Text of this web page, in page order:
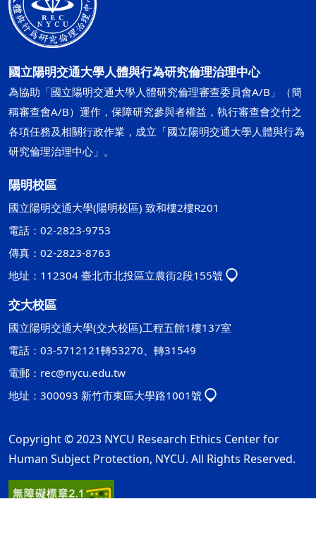
國立陽明交通大學人體與行為研究倫理治理中心
為協助「國立陽明交通大學人體研究倫理審查委員會A/B」（簡
稱審查會A/B）運作，保障研究參與者權益，執行審查會交付之
各項任務及相關行政作業，成立「國立陽明交通大學人體與行為
研究倫理治理中心」。
陽明校區
國立陽明交通大學(陽明校區) 致和樓2樓R201
電話：02-2823-9753
傳真：02-2823-8763
地址：112304 臺北市北投區立農街2段155號
交大校區
國立陽明交通大學(交大校區)工程五館1樓137室
電話：03-5712121轉53270、轉31549
電郵： rec@nycu.edu.tw
地址：300093 新竹市東區大學路1001號
Copyright © 2023 NYCU Research Ethics Center for
Human Subject Protection, NYCU. All Rights Reserved.